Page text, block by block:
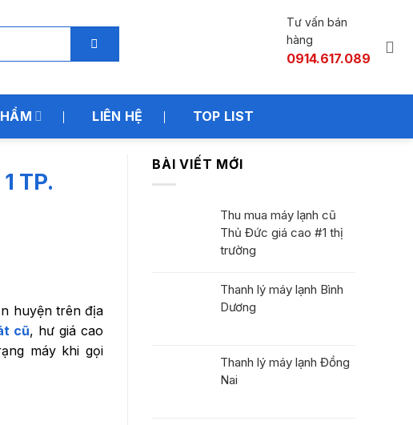
Tư vấn bán
hàng
0914.617.089
LIÊN HỆ TOP LIST
TP.
huyện trên địa
cũ, hư giá cao
máy khi gọi
BÀI VIẾT MỚI
Thu mua máy lạnh cũ
Thủ Đức giá cao #1 thị
trường
Thanh lý máy lạnh Bình
Dương
Thanh lý máy lạnh Đồng
Nai